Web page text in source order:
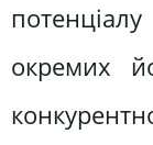
окремих